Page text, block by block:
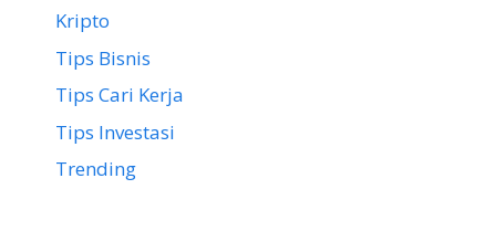
Kripto
Tips Bisnis
Tips Cari Kerja
Tips Investasi
Trending